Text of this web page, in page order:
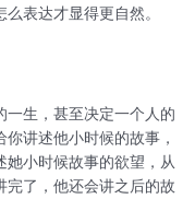
表达才显得更自然。
一生，甚至决定一个人的
讲述他小时候的故事，
小时候故事的欲望，从
完了，他还会讲之后的故